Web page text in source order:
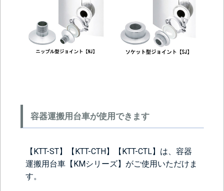
容器運搬用台車が使用できます
【KTT-ST】【KTT-CTH】【KTT-CTL】は、容器
運搬用台車【KMシリーズ】がご使用いただけま
す。